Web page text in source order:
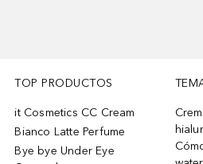
TOP PRODUCTOS
it Cosmetics CC Cream
Bianco Latte Perfume
Bye bye Under Eye